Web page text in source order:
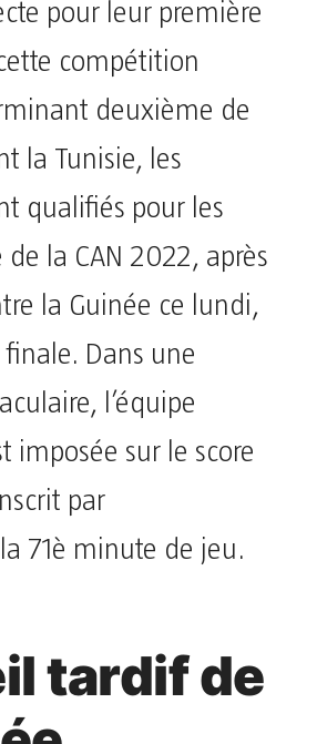
pour leur première
compétition
deuxième de
la Tunisie, les
qualifiés pour les
la CAN 2022, après
la Guinée ce lundi,
Dans une
l’équipe
imposée sur le score
par
71è minute de jeu.
tardif de